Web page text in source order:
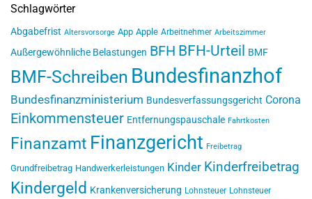
Schlagwörter
Abgabefrist Altersvorsorge App Apple Arbeitnehmer Arbeitszimmer
Außergewöhnliche Belastungen BFH BFH-Urteil BMF
BMF-Schreiben Bundesfinanzhof
Bundesfinanzministerium Bundesverfassungsgericht Corona
Einkommensteuer Entfernungspauschale Fahrtkosten
Finanzamt Finanzgericht Freibetrag
Grundfreibetrag Handwerkerleistungen Kinder Kinderfreibetrag
Kindergeld Krankenversicherung Lohnsteuer Lohnsteuer